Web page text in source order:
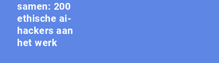
samen: 200
ethische ai-
hackers aan
het werk